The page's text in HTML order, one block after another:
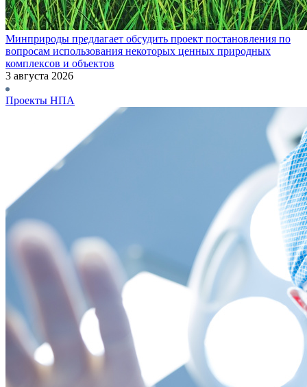
Минприроды предлагает обсудить проект постановления по
вопросам использования некоторых ценных природных
комплексов и объектов
3 августа 2026
Проекты НПА